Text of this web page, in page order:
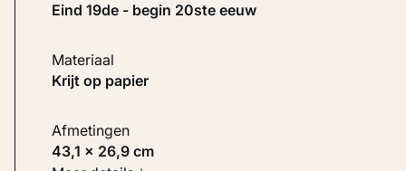
eind 19de - begin 20ste eeuw
Materiaal
Krijt op papier
Afmetingen
43,1 × 26,9 cm